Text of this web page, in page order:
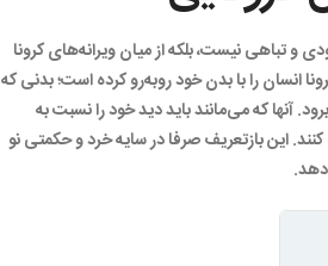
و تباهی نیست، بلکه از میان ویرانه‌های کرونا
انسان را با بدن خود روبه‌رو کرده است؛ بدنی که
آنها که می‌مانند باید دید خود را نسبت به
این بازتعریف صرفا در سایه خرد و حکمتی نو
دهد.